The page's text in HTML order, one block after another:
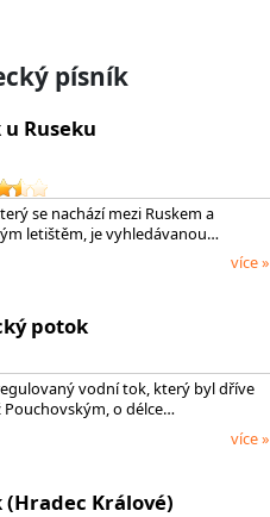
písník
u Ruseku
se nachází mezi Ruskem a
letištěm, je vyhledávanou…
více »
potok
vodní tok, který byl dříve
Pouchovským, o délce…
více »
(Hradec Králové)